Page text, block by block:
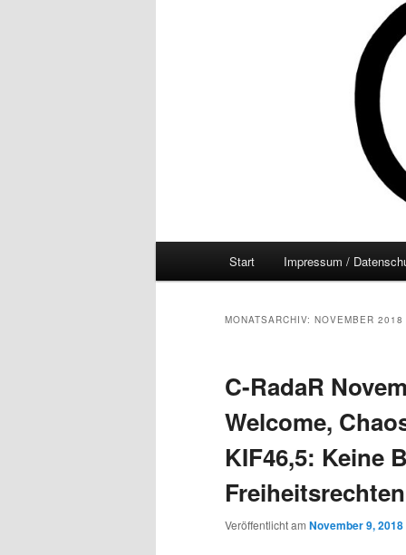
Start Impressum /
MONATSARCHIV: NOVEMBER 2018
C-RadaR
Welcome,
KIF46,5: Keine
Veröffentlicht am November 9, 2018